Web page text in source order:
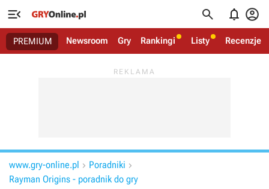
   
PREMIUM Newsroom Gry Rankingi Listy Recenzje
www.gry-online.pl  Poradniki 
Rayman Origins - poradnik do gry